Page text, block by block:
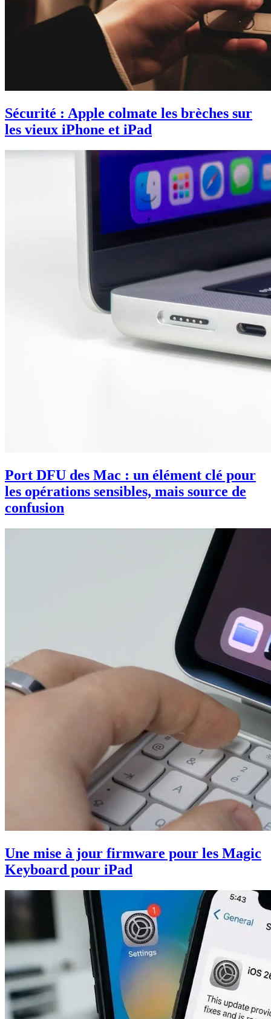
Sécurité : Apple colmate les brèches sur
les vieux iPhone et iPad
Port DFU des Mac : un élément clé pour
les opérations sensibles, mais source de
confusion
Une mise à jour firmware pour les Magic
Keyboard pour iPad